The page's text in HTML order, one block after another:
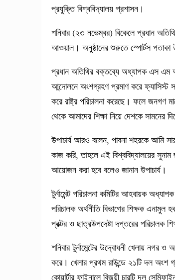
প্রযুক্তি বিশ্ববিদ্যালয় প্রশাসন।
শনিবার (২৩ নভেম্বর) বিকেলে প্রধান
আওয়াল। অনুষ্ঠানের শুরুতে স্পোর্টস
প্রধান অতিথির বক্তব্যে অধ্যাপক এস এম
আন্দোলনে অংশগ্রহণ প্রমাণ করে ফ্যাসিস্ট
করে রাষ্ট্র পরিচালনা করেছে। ফলে
থেকে আমাদের শিক্ষা নিয়ে দেশকে সামনের
উপাচার্য আরও বলেন, পাবনা শহরকে আমি
কাজ করি, তাহলে এই বিশ্ববিদ্যালয়ের সুনাম
আয়োজন করা হবে বলেও জানান উপাচার্য।
টুর্নামেন্ট পরিচালনা কমিটির আহবায়ক
পরিচালক অর্থনীতি বিভাগের শিক্ষক এনামুল
প্রক্টর ও ছাত্রউপদেষ্টা দপ্তরের পরিচালক
শনিবার টুর্নামেন্টের উদ্বোধনী খেলায় নগর
করে। খেলার প্রথম রাউন্ডে ২১টি দল অংশ
কোয়ার্টার ফাইনালে বিজয়ী চারটি দল